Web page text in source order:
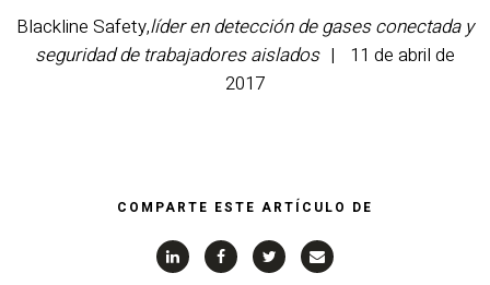
Blackline Safety,líder en detección de gases conectada y
seguridad de trabajadores aislados
11 de abril de
2017
COMPARTE ESTE ARTÍCULO DE